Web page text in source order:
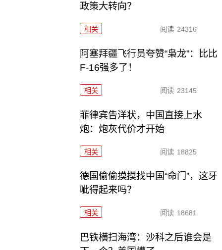
政策大转向？
相关 阅读 24316
阿塞拜疆飞行员夸赞“枭龙”：比比
F-16强多了！
相关 阅读 23145
菲律宾告洋状，中国直接上水
炮：炮灰代价才开始
相关 阅读 18825
德国偷偷摸摸找中国“命门”，这牙
呲得起来吗？
相关 阅读 18681
巴铁横扫海湾：沙科之后谁会是